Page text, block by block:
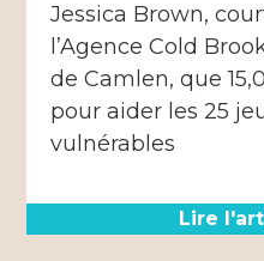
Jessica Brown,
l’Agence Cold
de Camlen, que
pour aider les 25
vulnérables
Lire